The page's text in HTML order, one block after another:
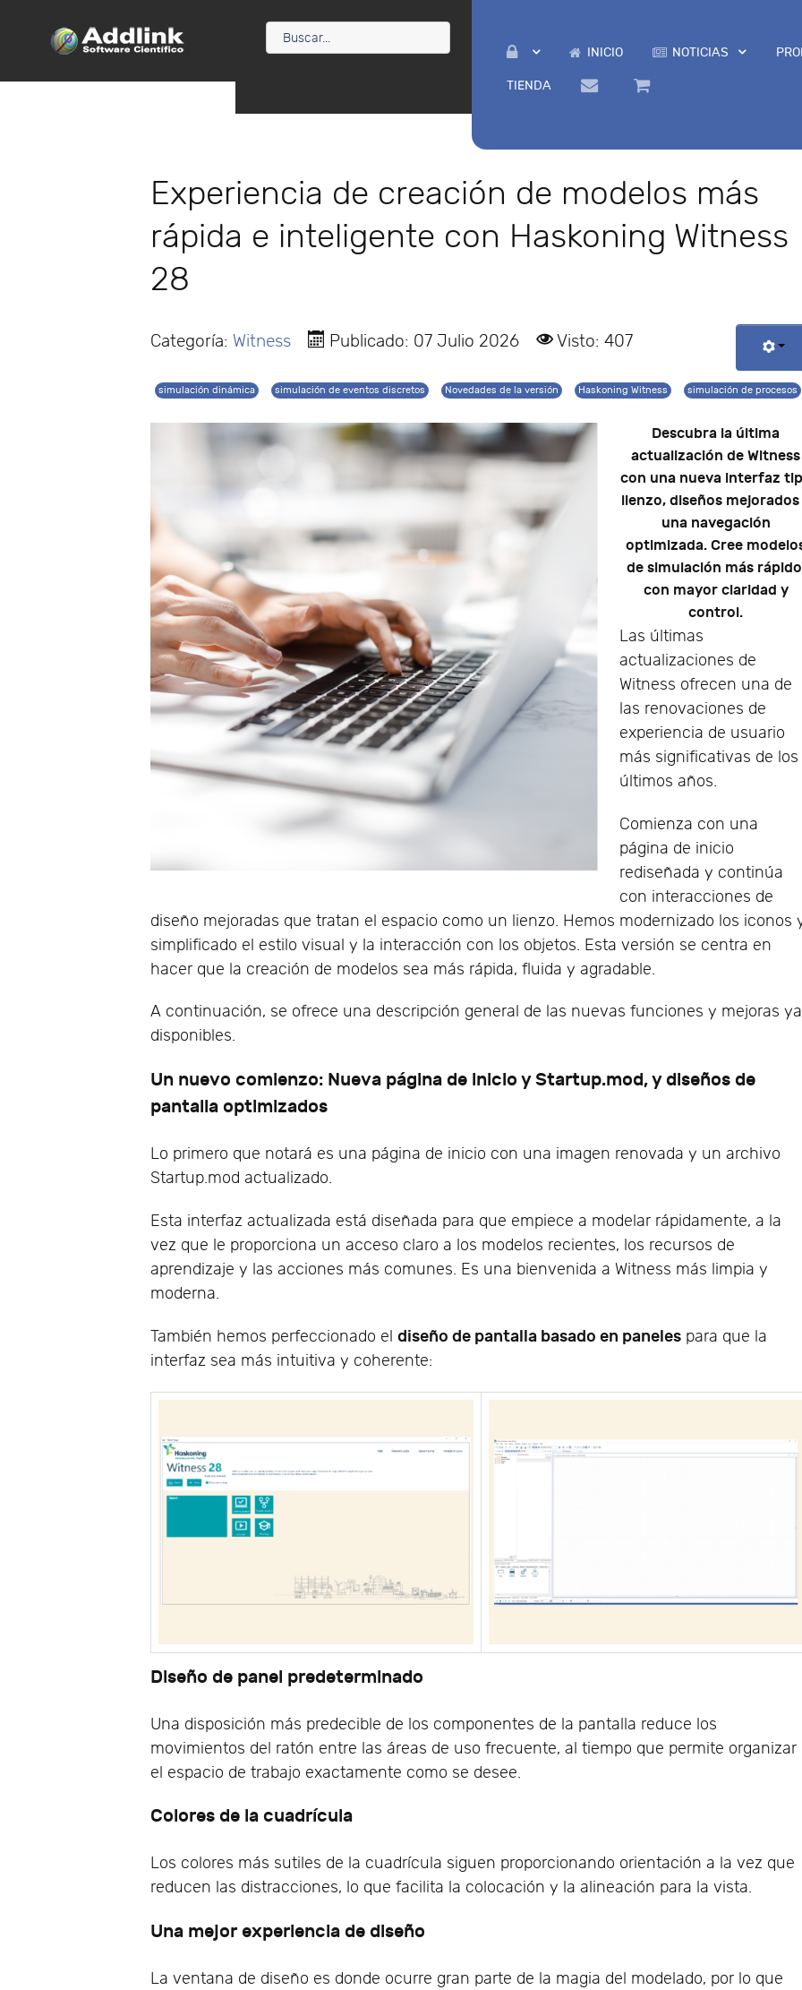
INICIO NOTICIAS
TIENDA
Experiencia de creación de modelos más
rápida e inteligente con Haskoning Witness
28
Categoría: Witness Publicado: 07 Julio 2026 Visto: 407
simulación dinámica simulación de eventos discretos Novedades de la versión Haskoning Witness simulación de procesos
Descubra la última
actualización de Witness
con una nueva interfaz
lienzo, diseños mejorados
una navegación
optimizada. Cree
de simulación más
con mayor claridad y
control.
Las últimas
actualizaciones de
Witness ofrecen una de
las renovaciones de
experiencia de usuario
más significativas de los
últimos años.
Comienza con una
página de inicio
rediseñada y continúa
con interacciones de
diseño mejoradas que tratan el espacio como un lienzo. Hemos modernizado los iconos
simplificado el estilo visual y la interacción con los objetos. Esta versión se centra en
hacer que la creación de modelos sea más rápida, fluida y agradable.
A continuación, se ofrece una descripción general de las nuevas funciones y mejoras ya
disponibles.
Un nuevo comienzo: Nueva página de inicio y Startup.mod, y diseños de
pantalla optimizados
Lo primero que notará es una página de inicio con una imagen renovada y un archivo
Startup.mod actualizado.
Esta interfaz actualizada está diseñada para que empiece a modelar rápidamente, a la
vez que le proporciona un acceso claro a los modelos recientes, los recursos de
aprendizaje y las acciones más comunes. Es una bienvenida a Witness más limpia y
moderna.
También hemos perfeccionado eldiseño de pantalla basado en paneles para que la
interfaz sea más intuitiva y coherente:
Diseño de panel predeterminado
Una disposición más predecible de los componentes de la pantalla reduce los
movimientos del ratón entre las áreas de uso frecuente, al tiempo que permite organizar
el espacio de trabajo exactamente como se desee.
Colores de la cuadrícula
Los colores más sutiles de la cuadrícula siguen proporcionando orientación a la vez que
reducen las distracciones, lo que facilita la colocación y la alineación para la vista.
Una mejor experiencia de diseño
La ventana de diseño es donde ocurre gran parte de la magia del modelado, por lo que